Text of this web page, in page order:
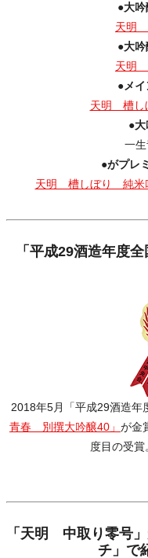
●大
天明
●大
天明
●メ
天明 槽
●
一
●がプレ
天明 槽しぼり 純
「平成29酒造年度
2018年5月「平成29酒造年
青春 別撰大吟醸40」 が金
度目の受賞
「天明 中取り零号
チ」で